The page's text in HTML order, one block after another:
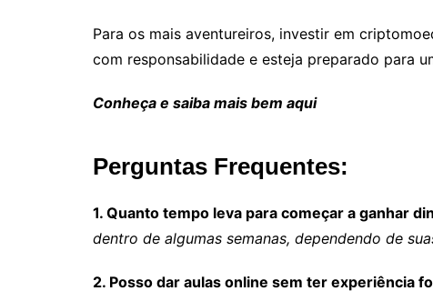
Para os mais aventureiros, investir em
com responsabilidade e esteja preparado para
Conheça e saiba mais bem aqui
Perguntas Frequentes:
1. Quanto tempo leva para começar a ganhar
dentro de algumas semanas, dependendo de
2. Posso dar aulas online sem ter experiência